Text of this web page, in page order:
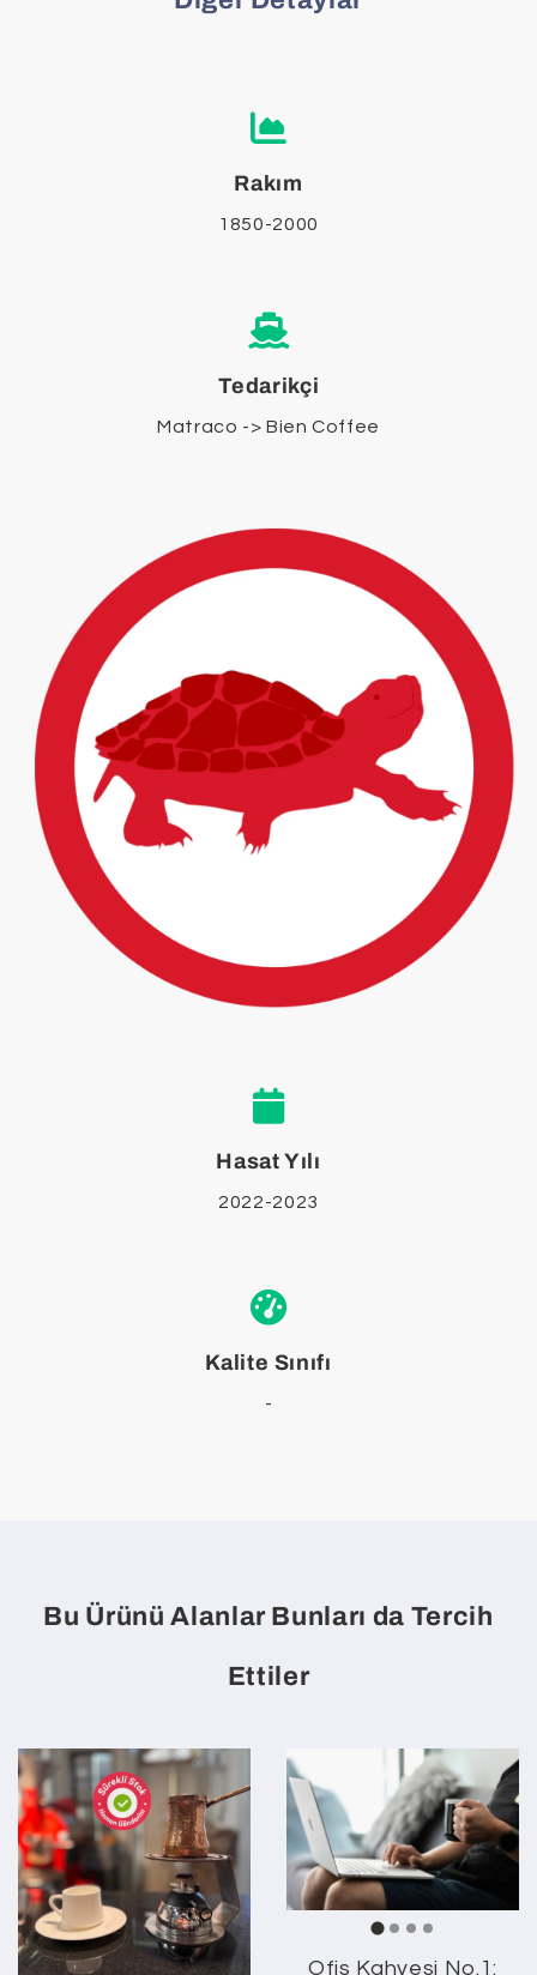
Rakım
1850-2000
Tedarikçi
Matraco -> Bien Coffee
Hasat Yılı
2022-2023
Kalite Sınıfı
-
Bu Ürünü Alanlar Bunları da Tercih
Ettiler
Ofis Kahvesi No.1: